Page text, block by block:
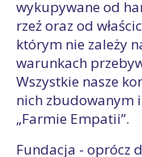
wykupywane od
rzeź oraz od
którym nie zależy
warunkach
Wszystkie nasze
nich zbudowanym
„Farmie Empatii”.
Fundacja - oprócz